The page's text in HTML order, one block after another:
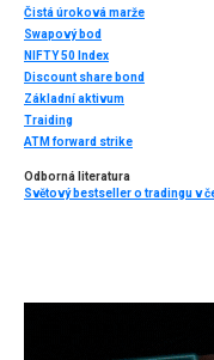
Čistá úroková marže
Swapový bod
NIFTY 50 Index
Discount share bond
Základní aktivum
Traiding
ATM forward strike
Odborná literatura